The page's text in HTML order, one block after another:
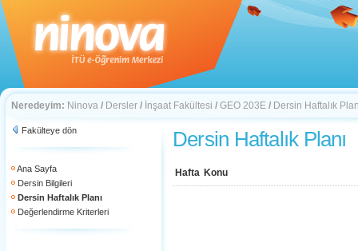
Neredeyim: Ninova / Dersler / İnşaat Fakültesi / GEO 203E / Dersin Haftalık
Fakülteye dön
Ana Sayfa
Dersin Bilgileri
Dersin Haftalık Planı
Değerlendirme Kriterleri
Dersin Haftalık Planı
Hafta Konu